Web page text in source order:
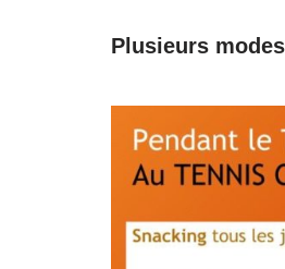
Plusieurs